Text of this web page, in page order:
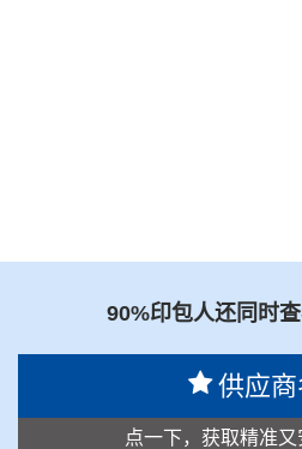
90%印包人还同时
供应
点一下，获取精准